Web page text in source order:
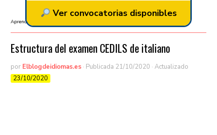
Ver convocatorias disponibles
Aprender italiano
Estructura del examen CEDILS de italiano
por Elblogdeidiomas.es · Publicada 21/10/2020 · Actualizado
23/10/2020